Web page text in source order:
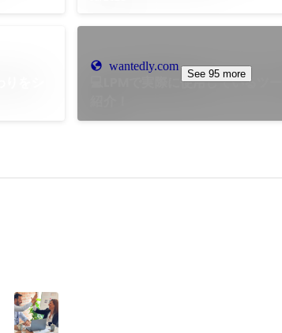
wantedly.com
💻LPMで実際に使用しているツ
See 95 more